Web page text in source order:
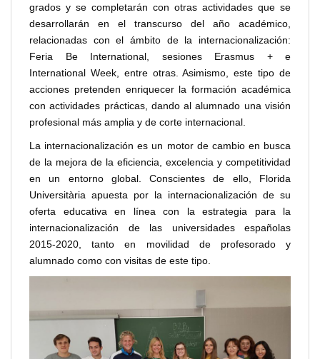
grados y se completarán con otras actividades que se
desarrollarán en el transcurso del año académico,
relacionadas con el ámbito de la internacionalización:
Feria Be International, sesiones Erasmus + e
International Week, entre otras. Asimismo, este tipo de
acciones pretenden enriquecer la formación académica
con actividades prácticas, dando al alumnado una visión
profesional más amplia y de corte internacional.
La internacionalización es un motor de cambio en busca
de la mejora de la eficiencia, excelencia y competitividad
en un entorno global. Conscientes de ello, Florida
Universitària apuesta por la internacionalización de su
oferta educativa en línea con la estrategia para la
internacionalización de las universidades españolas
2015-2020, tanto en movilidad de profesorado y
alumnado como con visitas de este tipo.